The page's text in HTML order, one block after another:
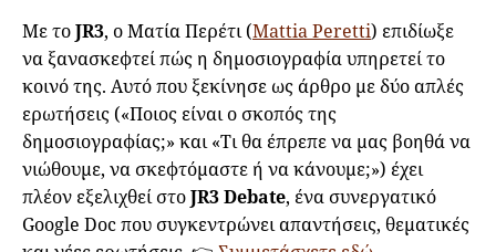
Με τοJR3, ο Ματία Περέτι (Mattia Peretti) επιδίωξε
να ξανασκεφτεί πώς η δημοσιογραφία υπηρετεί το
κοινό της. Αυτό που ξεκίνησε ως άρθρο με δύο απλές
ερωτήσεις («Ποιος είναι ο σκοπός της
δημοσιογραφίας;» και «Τι θα έπρεπε να μας βοηθά να
νιώθουμε, να σκεφτόμαστε ή να κάνουμε;») έχει
πλέον εξελιχθεί στοJR3 Debate, ένα συνεργατικό
Google Doc που συγκεντρώνει απαντήσεις, θεματικές